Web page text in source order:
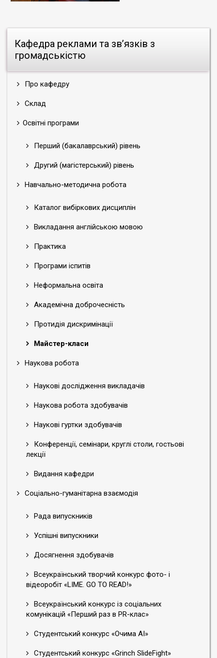
Кафедра реклами та зв’язків з
громадськістю
Про кафедру
Склад
Освітні програми
Перший (бакалаврський) рівень
Другий (магістерський) рівень
Навчально-методична робота
Каталог вибіркових дисциплін
Викладання англійською мовою
Практика
Програми іспитів
Неформальна освіта
Академічна доброчесність
Протидія дискримінації
Майстер-класи
Наукова робота
Наукові дослідження викладачів
Наукова робота здобувачів
Наукові гуртки здобувачів
Конференції, семінари, круглі столи, гостьові
лекції
Видання кафедри
Соціально-гуманітарна взаємодія
Рада випускників
Успішні випускники
Досягнення здобувачів
Всеукраїнський творчий конкурс фото- і
відеоробіт «LIME. GO TO READ!»
Всеукраїнський конкурс із соціальних
комунікацій «Перший раз в PR-клас»
Студентський конкурс «Очима АІ»
Студентський конкурс «Grinch SlideFight»